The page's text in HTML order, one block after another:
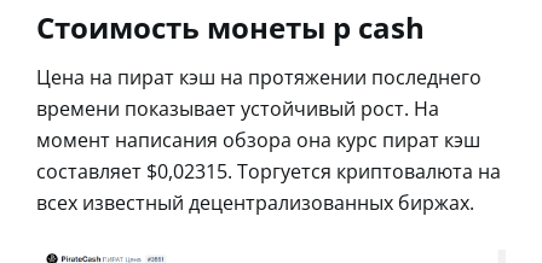
Стоимость монеты p cash
Цена на пират кэш на протяжении последнего
времени показывает устойчивый рост. На
момент написания обзора она курс пират кэш
составляет $0,02315. Торгуется криптовалюта на
всех известный децентрализованных биржах.